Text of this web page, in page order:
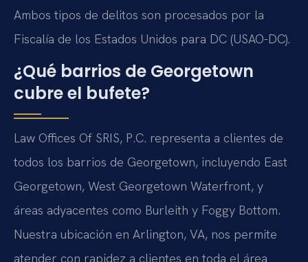
Ambos tipos de delitos son procesados por la
Fiscalía de los Estados Unidos para DC (USAO-DC).
¿Qué barrios de Georgetown
cubre el bufete?
Law Offices Of SRIS, P.C. representa a clientes de
todos los barrios de Georgetown, incluyendo East
Georgetown, West Georgetown Waterfront, y
áreas adyacentes como Burleith y Foggy Bottom.
Nuestra ubicación en Arlington, VA, nos permite
atender con rapidez a clientes en toda el área